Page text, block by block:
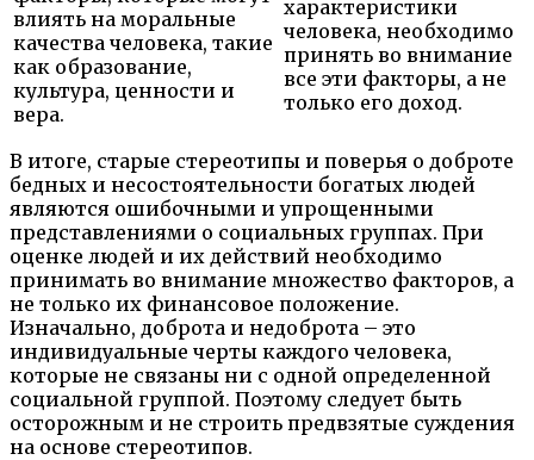
влиять на моральные
качества человека, такие
как образование,
культура, ценности и
вера.
характеристики
человека, необходимо
принять во внимание
все эти факторы, а не
только его доход.
В итоге, старые стереотипы и поверья о доброте
бедных и несостоятельности богатых людей
являются ошибочными и упрощенными
представлениями о социальных группах. При
оценке людей и их действий необходимо
принимать во внимание множество факторов, а
не только их финансовое положение.
Изначально, доброта и недоброта – это
индивидуальные черты каждого человека,
которые не связаны ни с одной определенной
социальной группой. Поэтому следует быть
осторожным и не строить предвзятые суждения
на основе стереотипов.